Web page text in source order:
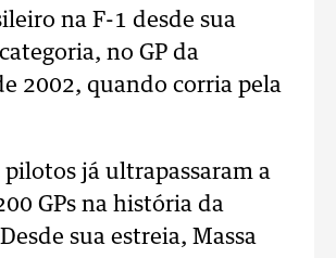
na F-1 desde sua
no GP da
2002, quando corria pela
pilotos já ultrapassaram a
GPs na história da
sua estreia, Massa